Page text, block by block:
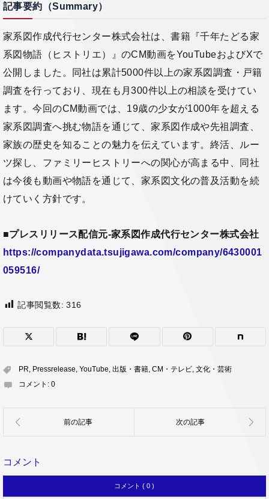
記事要約（Summary）
家系図作成代行センター株式会社は、書籍『千年たどる家
系図物語（ヒストリエ）』のCM動画をYouTubeおよびXで
公開しました。同社は累計5000件以上の家系図調査・戸籍
調査を行っており、現在も月300件以上の相談を受けてい
ます。今回のCM動画では、19歳の少女が1000年を超える
家系図調査へ挑む物語を通じて、家系図作成や先祖調査、
家族の歴史を知ることの魅力を伝えています。終活、ルー
ツ探し、ファミリーヒストリーへの関心が高まる中、同社
は今後も動画や物語を通じて、家系図文化の普及活動を続
けていく方針です。
■プレスリリース配信元-家系図作成代行センター株式会社
https://companydata.tsujigawa.com/company/6430001
059516/
記事閲覧数: 316
PR Pressrelease YouTube 出版・書籍 CM・テレビ 文化・芸術
コメント: 0
コメント
コメント ( 0 )